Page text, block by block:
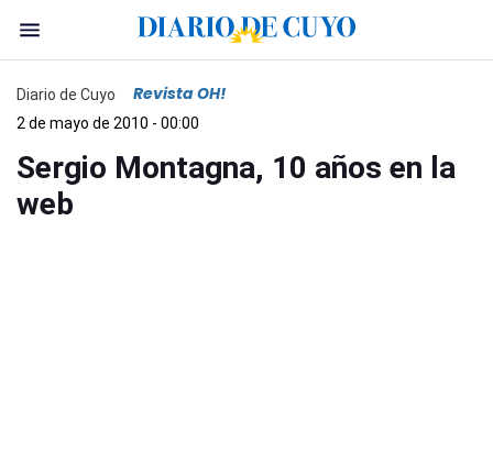
Diario de Cuyo Revista OH!
2 de mayo de 2010 - 00:00
Sergio Montagna, 10 años en la
web